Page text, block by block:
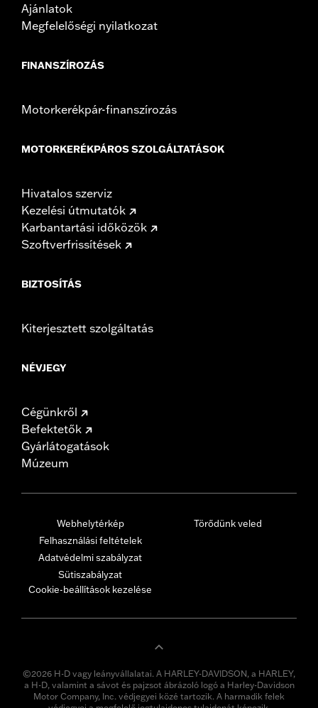
Ajánlatok
Megfelelőségi nyilatkozat
FINANSZÍROZÁS
Motorkerékpár-finanszírozás
MOTORKERÉKPÁROS SZOLGÁLTATÁSOK
Hivatalos szerviz
Kezelési útmutatók
Karbantartási időközök
Szoftverfrissítések
BIZTOSÍTÁS
Kiterjesztett szolgáltatás
NÉVJEGY
Cégünkről
Befektetők
Gyárlátogatások
Múzeum
Webhelytérkép
Felhasználási feltételek
Adatvédelmi szabályzat
Sütiszabályzat
Cookie-beállítások kezelése
Törődünk veled
©2026 H-D vagy leányvállalatai. A HARLEY-DAVIDSON, a HARLEY,
a H-D, valamint a sávot és pajzsot ábrázoló logó a Harley-Davidson
Motor Company, Inc. védjegyei közé tartozik. A harmadik felek